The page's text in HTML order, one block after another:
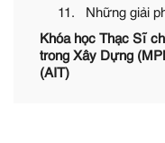
11. Những giải
Khóa học Thạc Sĩ
trong Xây Dựng
(AIT)